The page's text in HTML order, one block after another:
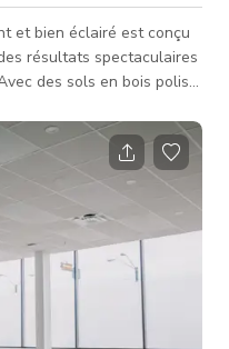
et bien éclairé est conçu
résultats spectaculaires
des sols en bois polis
offre le parfait mélange de
est
photo/film.